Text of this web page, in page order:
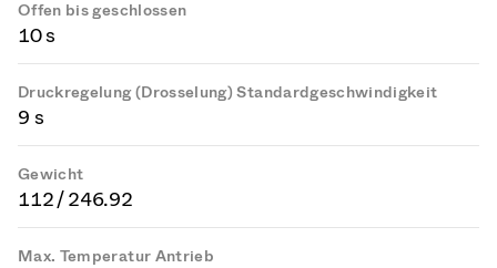
Offen bis geschlossen
10 s
Druckregelung (Drosselung) Standardgeschwindigkeit
9 s
Gewicht
112 / 246.92
Max. Temperatur Antrieb